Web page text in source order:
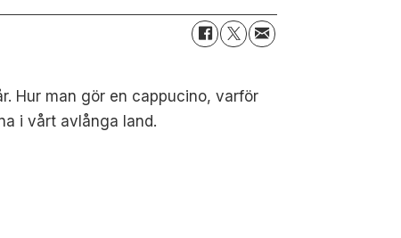
Hur man gör en cappucino, varför
i vårt avlånga land.